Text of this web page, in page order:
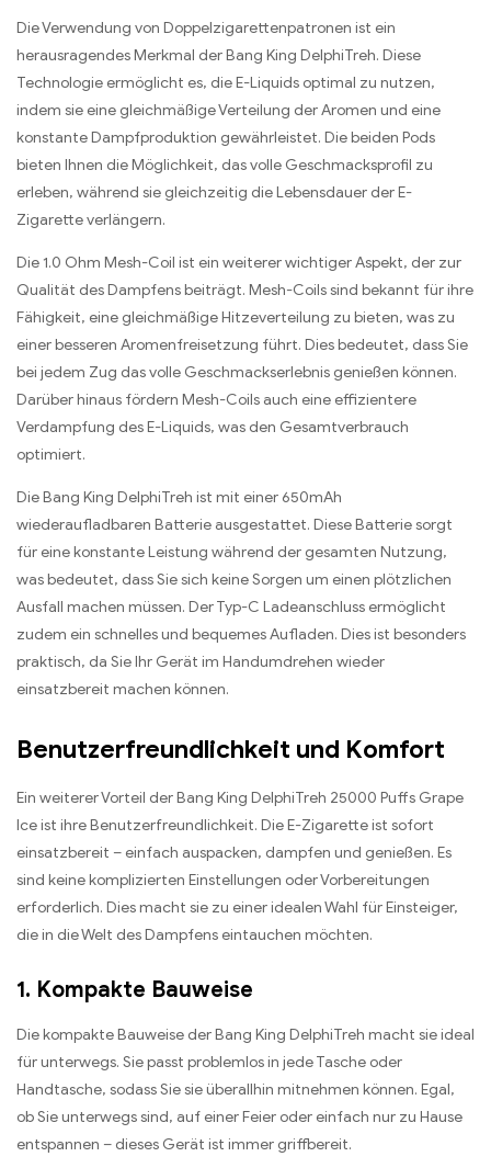
Die Verwendung von Doppelzigarettenpatronen ist ein
herausragendes Merkmal der Bang King DelphiTreh. Diese
Technologie ermöglicht es, die E-Liquids optimal zu nutzen,
indem sie eine gleichmäßige Verteilung der Aromen und eine
konstante Dampfproduktion gewährleistet. Die beiden Pods
bieten Ihnen die Möglichkeit, das volle Geschmacksprofil zu
erleben, während sie gleichzeitig die Lebensdauer der E-
Zigarette verlängern.
Die 1.0 Ohm Mesh-Coil ist ein weiterer wichtiger Aspekt, der zur
Qualität des Dampfens beiträgt. Mesh-Coils sind bekannt für ihre
Fähigkeit, eine gleichmäßige Hitzeverteilung zu bieten, was zu
einer besseren Aromenfreisetzung führt. Dies bedeutet, dass Sie
bei jedem Zug das volle Geschmackserlebnis genießen können.
Darüber hinaus fördern Mesh-Coils auch eine effizientere
Verdampfung des E-Liquids, was den Gesamtverbrauch
optimiert.
Die Bang King DelphiTreh ist mit einer 650mAh
wiederaufladbaren Batterie ausgestattet. Diese Batterie sorgt
für eine konstante Leistung während der gesamten Nutzung,
was bedeutet, dass Sie sich keine Sorgen um einen plötzlichen
Ausfall machen müssen. Der Typ-C Ladeanschluss ermöglicht
zudem ein schnelles und bequemes Aufladen. Dies ist besonders
praktisch, da Sie Ihr Gerät im Handumdrehen wieder
einsatzbereit machen können.
Benutzerfreundlichkeit und Komfort
Ein weiterer Vorteil der Bang King DelphiTreh 25000 Puffs Grape
Ice ist ihre Benutzerfreundlichkeit. Die E-Zigarette ist sofort
einsatzbereit – einfach auspacken, dampfen und genießen. Es
sind keine komplizierten Einstellungen oder Vorbereitungen
erforderlich. Dies macht sie zu einer idealen Wahl für Einsteiger,
die in die Welt des Dampfens eintauchen möchten.
1. Kompakte Bauweise
Die kompakte Bauweise der Bang King DelphiTreh macht sie ideal
für unterwegs. Sie passt problemlos in jede Tasche oder
Handtasche, sodass Sie sie überallhin mitnehmen können. Egal,
ob Sie unterwegs sind, auf einer Feier oder einfach nur zu Hause
entspannen – dieses Gerät ist immer griffbereit.